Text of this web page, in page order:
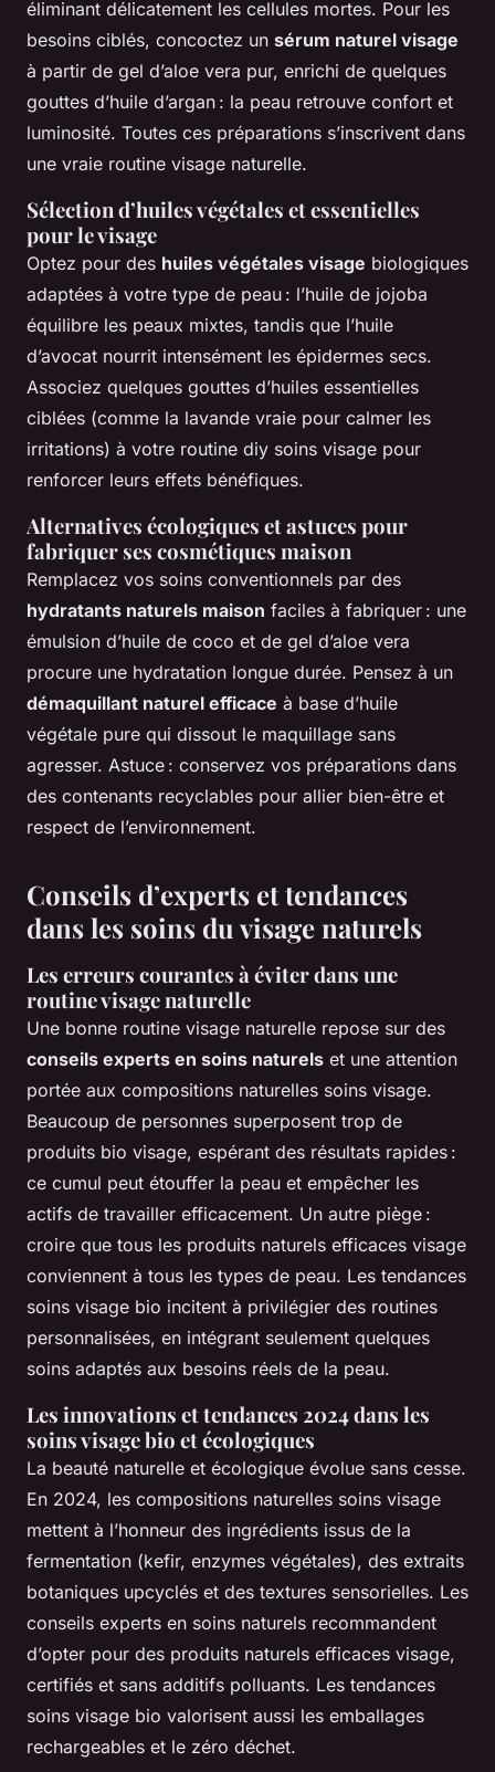
éliminant délicatement les cellules mortes. Pour les
besoins ciblés, concoctez un sérum naturel visage
à partir de gel d’aloe vera pur, enrichi de quelques
gouttes d’huile d’argan : la peau retrouve confort et
luminosité. Toutes ces préparations s’inscrivent dans
une vraie routine visage naturelle.
Sélection d’huiles végétales et essentielles
pour le visage
Optez pour des huiles végétales visage biologiques
adaptées à votre type de peau : l’huile de jojoba
équilibre les peaux mixtes, tandis que l’huile
d’avocat nourrit intensément les épidermes secs.
Associez quelques gouttes d’huiles essentielles
ciblées (comme la lavande vraie pour calmer les
irritations) à votre routine diy soins visage pour
renforcer leurs effets bénéfiques.
Alternatives écologiques et astuces pour
fabriquer ses cosmétiques maison
Remplacez vos soins conventionnels par des
hydratants naturels maison faciles à fabriquer : une
émulsion d’huile de coco et de gel d’aloe vera
procure une hydratation longue durée. Pensez à un
démaquillant naturel efficace à base d’huile
végétale pure qui dissout le maquillage sans
agresser. Astuce : conservez vos préparations dans
des contenants recyclables pour allier bien-être et
respect de l’environnement.
Conseils d’experts et tendances
dans les soins du visage naturels
Les erreurs courantes à éviter dans une
routine visage naturelle
Une bonne routine visage naturelle repose sur des
conseils experts en soins naturels et une attention
portée aux compositions naturelles soins visage.
Beaucoup de personnes superposent trop de
produits bio visage, espérant des résultats rapides :
ce cumul peut étouffer la peau et empêcher les
actifs de travailler efficacement. Un autre piège :
croire que tous les produits naturels efficaces visage
conviennent à tous les types de peau. Les tendances
soins visage bio incitent à privilégier des routines
personnalisées, en intégrant seulement quelques
soins adaptés aux besoins réels de la peau.
Les innovations et tendances 2024 dans les
soins visage bio et écologiques
La beauté naturelle et écologique évolue sans cesse.
En 2024, les compositions naturelles soins visage
mettent à l’honneur des ingrédients issus de la
fermentation (kefir, enzymes végétales), des extraits
botaniques upcyclés et des textures sensorielles. Les
conseils experts en soins naturels recommandent
d’opter pour des produits naturels efficaces visage,
certifiés et sans additifs polluants. Les tendances
soins visage bio valorisent aussi les emballages
rechargeables et le zéro déchet.